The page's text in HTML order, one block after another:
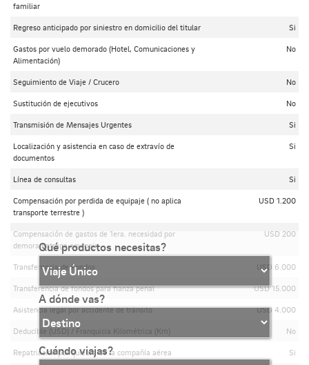
familiar
Regreso anticipado por siniestro en domicilio del titular Si
Gastos por vuelo demorado (Hotel, Comunicaciones y
Alimentación)
No
Seguimiento de Viaje / Crucero No
Sustitución de ejecutivos No
Transmisión de Mensajes Urgentes Si
Localización y asistencia en caso de extravío de
documentos
Si
Línea de consultas Si
Compensación por perdida de equipaje ( no aplica
transporte terrestre )
USD 1.200
Compensación de gastos de 1era. necesidad por
demora entrega equipaje
USD 200
Transferencia de Fondos USD 6.000
Transferencia de fondos para fianza penal USD 15.000
Asistencia legal por accidente de tránsito USD 4.000
Deducible (USD) / Franquicia Kilométrica (Km) No
Repatriación por quiebra de la compañía aérea Si
Qué productos necesitas?
A dónde vas?
Cuándo viajas?